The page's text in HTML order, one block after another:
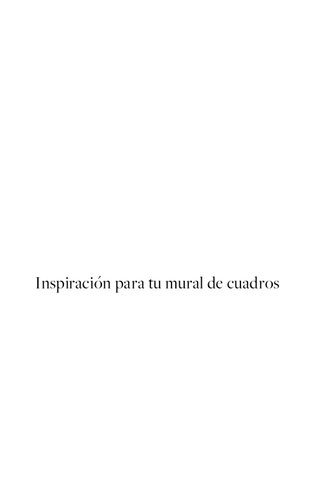
Inspiración para tu mural de cuadros